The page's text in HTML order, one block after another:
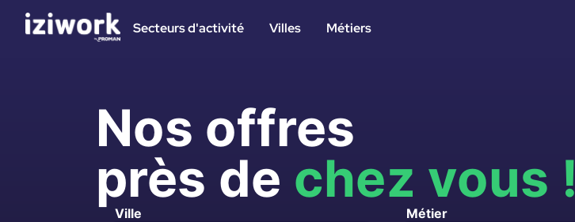
Secteurs d'activité Villes Métiers
Nos offres
près de chez vous !
Ville Métier